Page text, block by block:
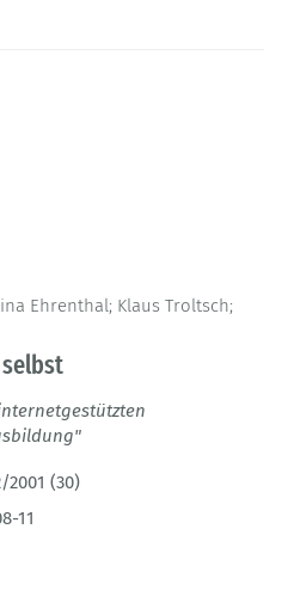
Ehrenthal; Klaus Troltsch;
2001 (30)
11